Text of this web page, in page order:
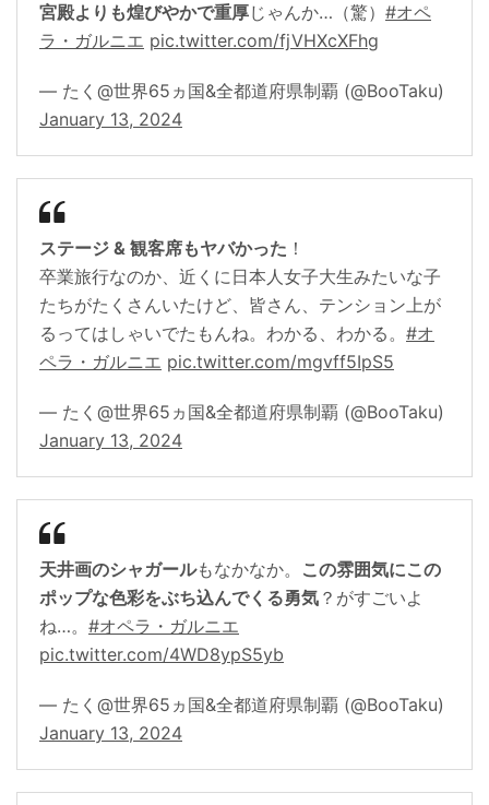
宮殿よりも煌びやかで重厚じゃんか…（驚） #オペ
ラ・ガルニエ pic.twitter.com/fjVHXcXFhg
— たく@世界65ヵ国&全都道府県制覇 (@BooTaku)
January 13, 2024
ステージ & 観客席もヤバかった ！
卒業旅行なのか、近くに日本人女子大生みたいな子
たちがたくさんいたけど、皆さん、テンション上が
るってはしゃいでたもんね。わかる、わかる。 #オ
ペラ・ガルニエ pic.twitter.com/mgvff5IpS5
— たく@世界65ヵ国&全都道府県制覇 (@BooTaku)
January 13, 2024
天井画のシャガールもなかなか。 この雰囲気にこの
ポップな色彩をぶち込んでくる勇気 ？がすごいよ
ね…。 #オペラ・ガルニエ
pic.twitter.com/4WD8ypS5yb
— たく@世界65ヵ国&全都道府県制覇 (@BooTaku)
January 13, 2024